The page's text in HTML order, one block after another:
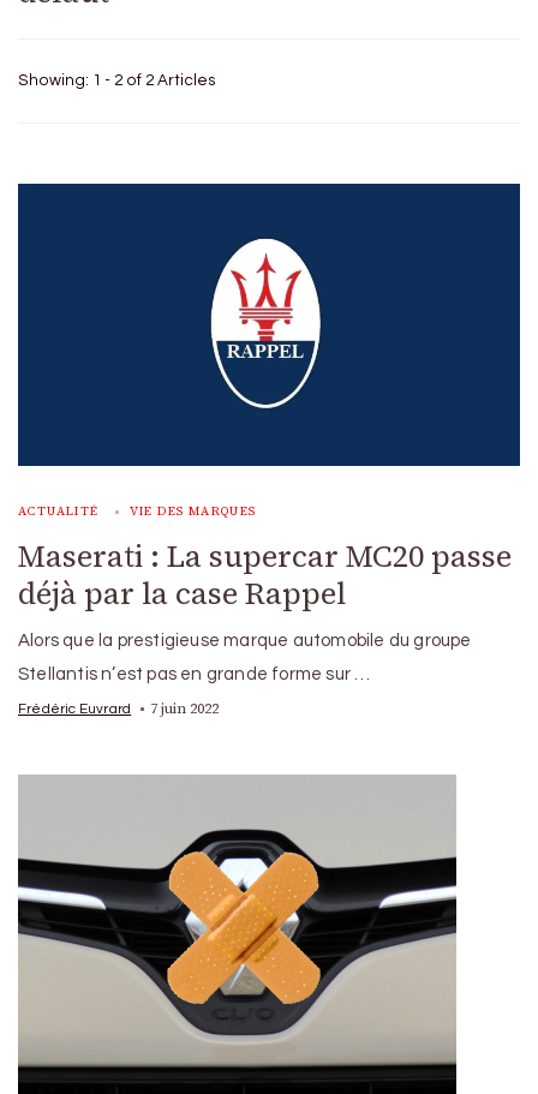
Showing: 1 - 2 of 2 Articles
ACTUALITÉ VIE DES MARQUES
Maserati : La supercar MC20 passe
déjà par la case Rappel
Alors que la prestigieuse marque automobile du groupe
Stellantis n’est pas en grande forme sur …
Frédéric Euvrard 7 juin 2022